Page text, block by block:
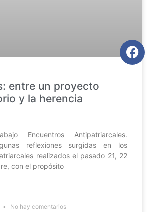
entre un proyecto
y la herencia
Encuentros Antipatriarcales.
reflexiones surgidas en los
realizados el pasado 21, 22
con el propósito
No hay comentarios